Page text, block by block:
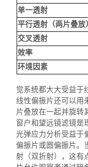
单一透射
平行透射（两片叠放
交叉透射
效率
环境因素
觉系统都大大受益于
线性偏振片还可以用
片叠放在一起并旋转
窗户和望远镜滤镜是
光弹应力分析受益于
偏振片或圆偏振片。
射（双折射），这有